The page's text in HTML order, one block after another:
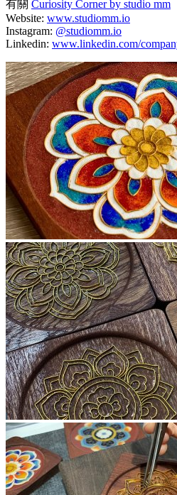
有關 Curiosity Corner by studio mm
Website: www.studiomm.io
Instagram: @studiomm.io
Linkedin: www.linkedin.com/